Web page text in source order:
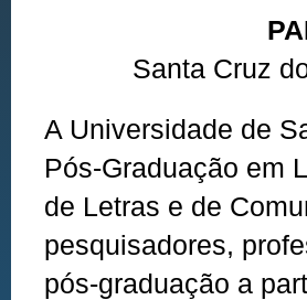
Santa Cruz
A Universidade de
Pós-Graduação em
de Letras e de
pesquisadores,
pós-graduação a